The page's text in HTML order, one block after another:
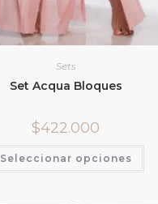
Sets
Set Acqua Bloques
$422.000
Seleccionar opciones